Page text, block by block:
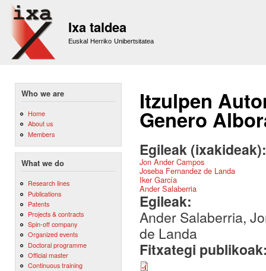
Ixa taldea
Euskal Herriko Unibertsitatea
Who we are
Home
About us
Members
What we do
Research lines
Publications
Patents
Projects & contracts
Spin-off company
Organized events
Doctoral programme
Official master
Continuous training
Itzulpen
Genero
Egileak
Jon Ander Campos
Joseba Fernandez de Landa
Iker García
Ander Salaberria
Egileak:
Ander Salaberria,
de Landa
Fitxategi